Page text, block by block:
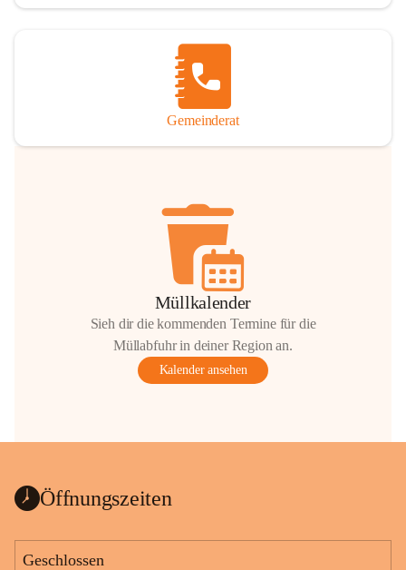
Gemeinderat
Müllkalender
Sieh dir die kommenden Termine für die
Müllabfuhr in deiner Region an.
Kalender ansehen
Öffnungszeiten
Geschlossen